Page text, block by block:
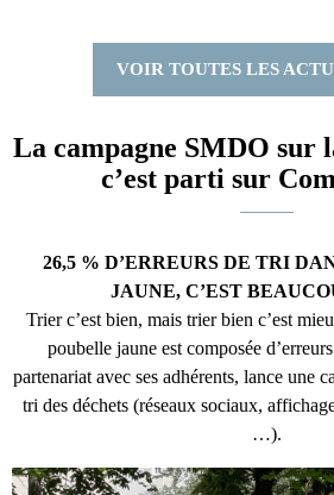
VOIR TOUTES LES
La campagne SMDO sur
c’est parti sur
26,5 % D’ERREURS DE TRI
JAUNE, C’EST
Trier c’est bien, mais trier bien c’est
poubelle jaune est composée
partenariat avec ses adhérents, lance une
tri des déchets (réseaux sociaux,
…).